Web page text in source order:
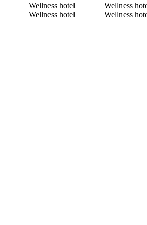
Wellness hotel
Wellness hotel
Wellness
Wellness